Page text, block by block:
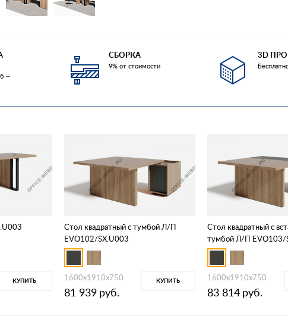
—
СБОРКА
9% от стоимости
3D
КУПИТЬ
Стол квадратный с тумбой Л/П
EVO102/SX.U003
1600х1910х750
81 939 руб.
КУПИТЬ
Стол квадратный с
тумбой Л/П EVO103/
1600х1910х750
83 814 руб.